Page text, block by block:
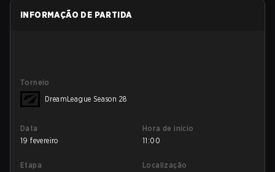
INFORMAÇÃO DE PARTIDA
Torneio
DreamLeague Season 28
Data
19 fevereiro
Hora de início
11:00
Etapa
Localização